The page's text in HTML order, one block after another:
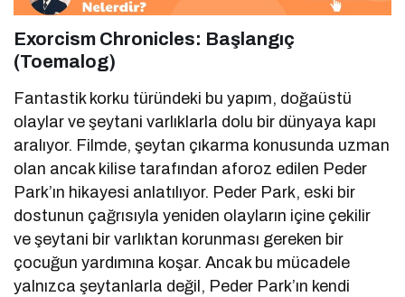
Exorcism Chronicles: Başlangıç
(Toemalog)
Fantastik korku türündeki bu yapım, doğaüstü
olaylar ve şeytani varlıklarla dolu bir dünyaya kapı
aralıyor. Filmde, şeytan çıkarma konusunda uzman
olan ancak kilise tarafından aforoz edilen Peder
Park’ın hikayesi anlatılıyor. Peder Park, eski bir
dostunun çağrısıyla yeniden olayların içine çekilir
ve şeytani bir varlıktan korunması gereken bir
çocuğun yardımına koşar. Ancak bu mücadele
yalnızca şeytanlarla değil, Peder Park’ın kendi